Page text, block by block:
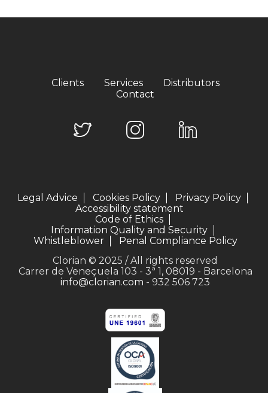
Clients Services
Distributors
Contact
Legal Advice Cookies Policy
Privacy Policy
Accessibility statement
Code of Ethics
Information Quality and Security
Whistleblower
Penal Compliance Policy
Clorian © 2025 / All rights reserved
Carrer de Veneçuela 103 - 3ª 1, 08019 - Barcelona
info@clorian.com - 932 506 723